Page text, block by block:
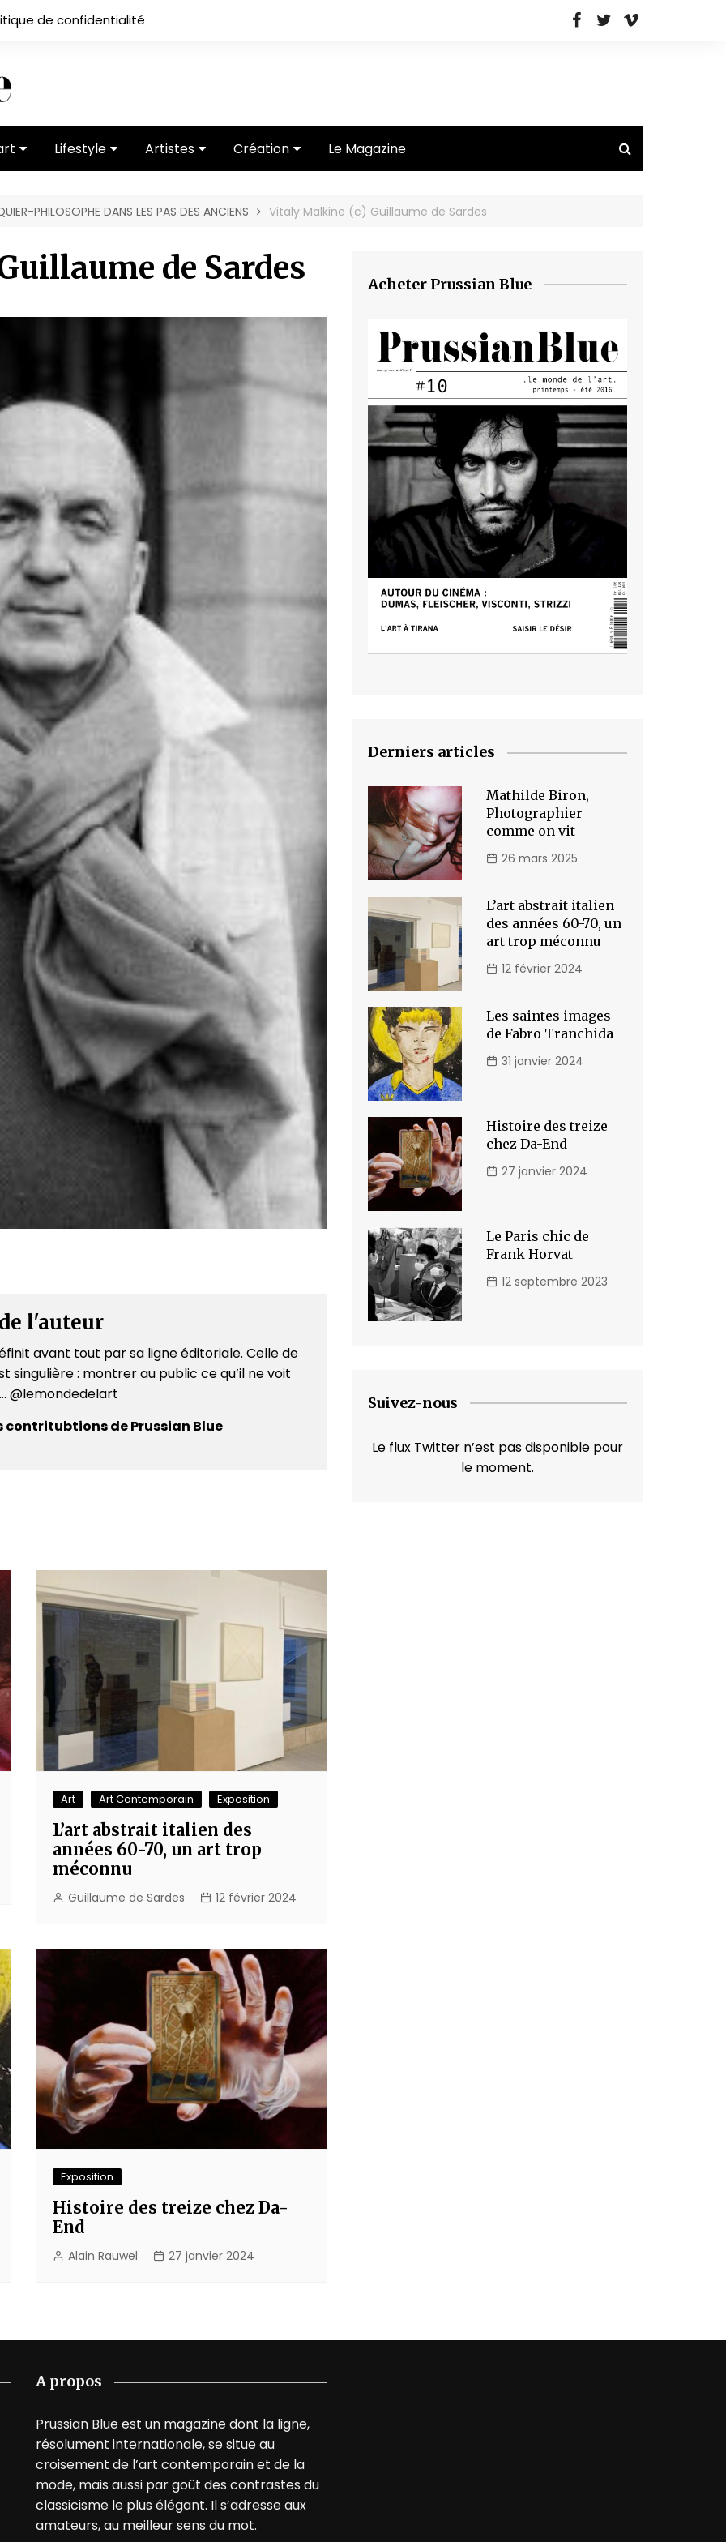
de confidentialité
Lifestyle
Mode
Artistes
Entretiens
Critiques
Création
Vidéos
Le Magazine
PHILOSOPHE DANS LES PAS DES ANCIENS Vitaly Malkine (c) Guillaume de Sardes
de Sardes
l'auteur
avant tout par sa ligne éditoriale. Celle de
singulière : montrer au public ce qu’il ne voit
@lemondedelart
contritubtions de Prussian Blue
Art Art Contemporain Exposition
L’art abstrait italien des
années 60-70, un art trop
méconnu
Guillaume de Sardes 12 février 2024
Exposition
Histoire des treize chez Da-
End
Alain Rauwel 27 janvier 2024
Acheter Prussian Blue
Derniers articles
Mathilde Biron,
Photographier
comme on vit
26 mars 2025
L’art abstrait italien
des années 60-70, un
art trop méconnu
12 février 2024
Les saintes images
de Fabro Tranchida
31 janvier 2024
Histoire des treize
chez Da-End
27 janvier 2024
Le Paris chic de
Frank Horvat
12 septembre 2023
Suivez-nous
Le flux Twitter n’est pas disponible pour
le moment.
A propos
Prussian Blue est un magazine dont la ligne,
résolument internationale, se situe au
croisement de l’art contemporain et de la
mode, mais aussi par goût des contrastes du
classicisme le plus élégant. Il s’adresse aux
amateurs, au meilleur sens du mot.